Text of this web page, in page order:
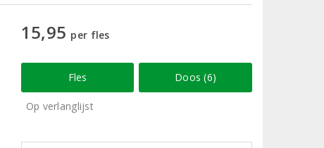
15,95 per fles
Fles Doos (6)
Op verlanglijst